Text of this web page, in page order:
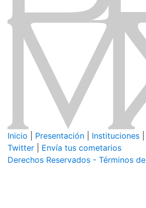
Inicio Presentación Instituciones
Twitter
Envía tus cometarios
Derechos Reservados - Términos